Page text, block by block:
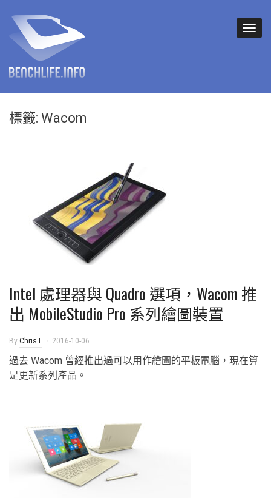
標籤: Wacom
Intel 處理器與 Quadro 選項，Wacom 推
出 MobileStudio Pro 系列繪圖裝置
By Chris.L 2016-10-06
過去 Wacom 曾經推出過可以用作繪圖的平板電腦，現在算
是更新系列產品。